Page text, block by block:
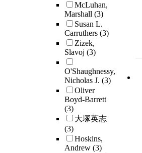
McLuhan,
Marshall (3)
Susan L.
Carruthers (3)
Zizek,
Slavoj (3)
O'Shaughnessy,
Nicholas J. (3)
Oliver
Boyd-Barrett
(3)
大塚英志
(3)
Hoskins,
Andrew (3)